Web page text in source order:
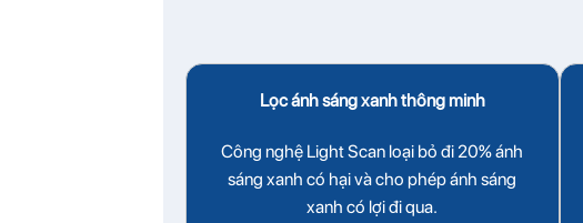
Lọc ánh sáng xanh thông minh
Công nghệ Light Scan loại bỏ đi 20% ánh
sáng xanh có hại và cho phép ánh sáng
xanh có lợi đi qua.